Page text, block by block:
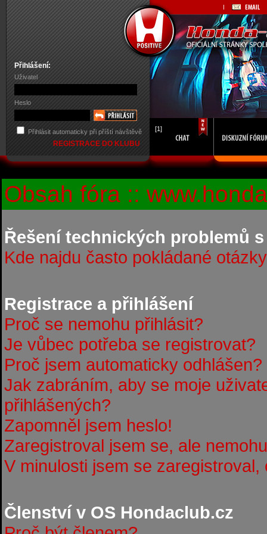
Přihlášení:
Uživatel
Heslo
Přihlásit automaticky při příští návštěvě
REGISTRACE DO KLUBU
[1]
Obsah fóra ::
Řešení technických problemů
Kde najdu často pokládané
Registrace a přihlášení
Proč se nemohu přihlásit?
Je vůbec potřeba se registrovat?
Proč jsem automaticky odhlášen?
Jak zabráním, aby se moje
přihlášených?
Zapomněl jsem heslo!
Zaregistroval jsem se, ale
V minulosti jsem se
Členství v OS Hondaclub.cz